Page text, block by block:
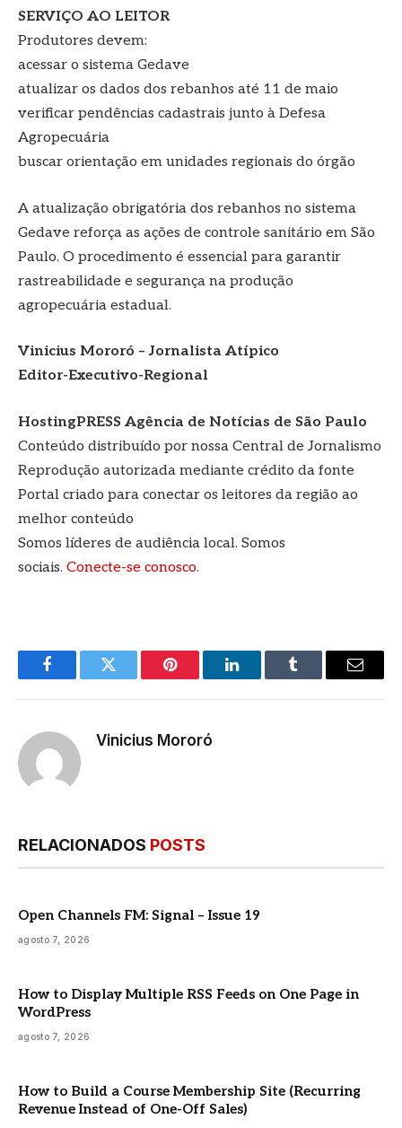
SERVIÇO AO LEITOR
Produtores devem:
acessar o sistema Gedave
atualizar os dados dos rebanhos até 11 de maio
verificar pendências cadastrais junto à Defesa
Agropecuária
buscar orientação em unidades regionais do órgão
A atualização obrigatória dos rebanhos no sistema
Gedave reforça as ações de controle sanitário em São
Paulo. O procedimento é essencial para garantir
rastreabilidade e segurança na produção
agropecuária estadual.
Vinicius Mororó – Jornalista Atípico
Editor-Executivo-Regional
HostingPRESS Agência de Notícias de São Paulo
Conteúdo distribuído por nossa Central de Jornalismo
Reprodução autorizada mediante crédito da fonte
Portal criado para conectar os leitores da região ao
melhor conteúdo
Somos líderes de audiência local. Somos
sociais. Conecte-se conosco.
FacebookTwitter Pinterest LinkedInTumblr
E-
Vinicius Mororó
RELACIONADOS POSTS
Open Channels FM: Signal – Issue 19
agosto 7, 2026
How to Display Multiple RSS Feeds on One Page in
WordPress
agosto 7, 2026
How to Build a Course Membership Site (Recurring
Revenue Instead of One-Off Sales)